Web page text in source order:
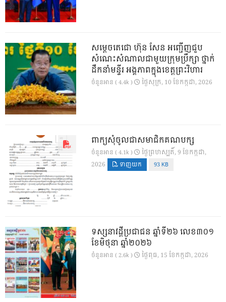
សម្តេចតេជោ ហ៊ុន សែន អញ្ជើញជួប
សំណេះសំណាលជាមួយក្រុមប្រឹក្សា ថ្នាក់
ដឹកនាំមន្ទីរ អង្គភាពក្នុងខេត្តព្រះវិហារ
ចំនួនអាន ( 4.4k ) ថ្ងៃ​សុក្រ, 10 ខែ​កក្កដា, 2026
ពាក្យសុំចូលជាសមាជិកគណបក្ស
ចំនួនអាន ( 4.1k )
ថ្ងៃ​ព្រហស្បតិ៍, 9 ខែ​កក្កដា,
2026
ទាញយក 93 KB
ទស្សនាវដ្ដីប្រជាជន ឆ្នាំទី២៦ លេខ៣០១
ខែមិថុនា ឆ្នាំ២០២៦
ចំនួនអាន ( 2.6k ) ថ្ងៃ​ពុធ, 15 ខែ​កក្កដា, 2026